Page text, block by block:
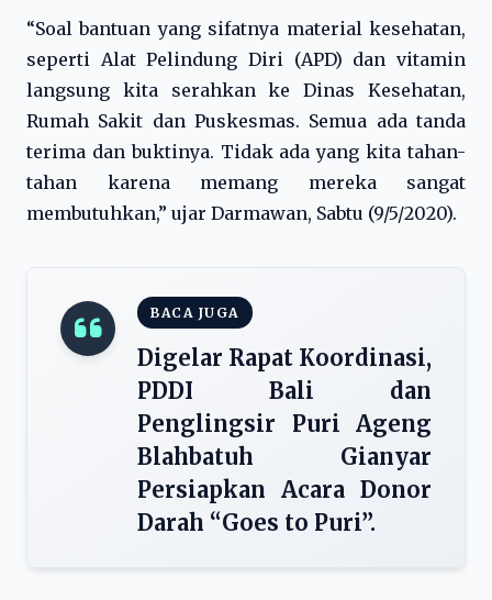
“Soal bantuan yang sifatnya material kesehatan,
seperti Alat Pelindung Diri (APD) dan vitamin
langsung kita serahkan ke Dinas Kesehatan,
Rumah Sakit dan Puskesmas. Semua ada tanda
terima dan buktinya. Tidak ada yang kita tahan-
tahan karena memang mereka sangat
membutuhkan,” ujar Darmawan, Sabtu (9/5/2020).
BACA JUGA
Digelar Rapat Koordinasi,
PDDI Bali dan
Penglingsir Puri Ageng
Blahbatuh Gianyar
Persiapkan Acara Donor
Darah “Goes to Puri”.